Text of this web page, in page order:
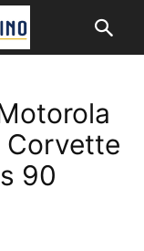
Corvette
90